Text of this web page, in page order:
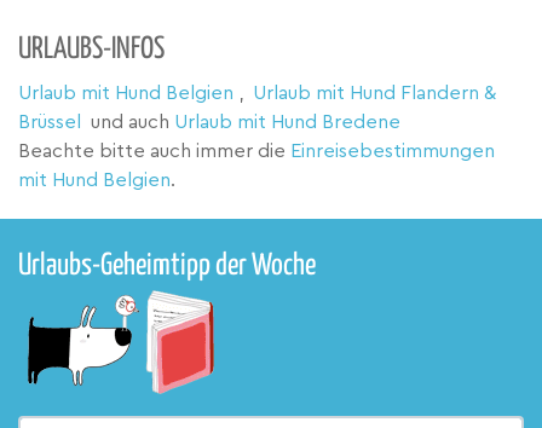
URLAUBS-INFOS
Urlaub mit Hund Belgien
Urlaub mit Hund Flandern &
Brüssel
und auch Urlaub mit Hund Bredene
Beachte bitte auch immer die Einreisebestimmungen
mit Hund Belgien.
Urlaubs-Geheimtipp der Woche